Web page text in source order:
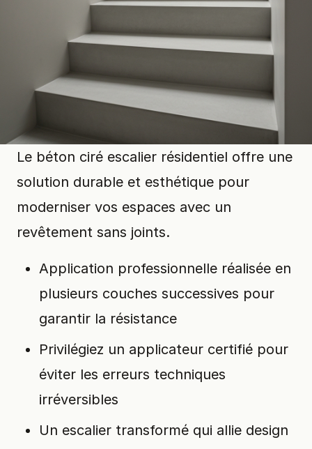
Le béton ciré escalier résidentiel offre une
solution durable et esthétique pour
moderniser vos espaces avec un
revêtement sans joints.
Application professionnelle réalisée en
plusieurs couches successives pour
garantir la résistance
Privilégiez un applicateur certifié pour
éviter les erreurs techniques
irréversibles
Un escalier transformé qui allie design